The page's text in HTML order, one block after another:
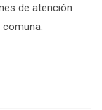
de atención